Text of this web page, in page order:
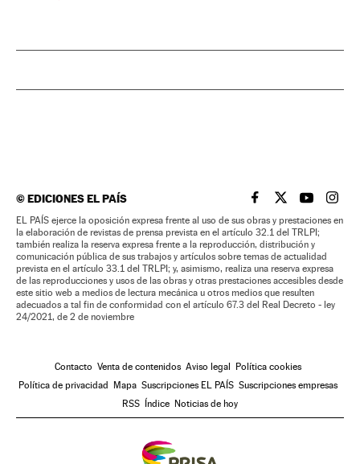
©EDICIONES EL PAÍS EL PAÍS BRASIL EN
EL PAÍSEL PAÍS
EL
EL PAÍS ejerce la oposición expresa frente al uso de sus obras y prestaciones en
la elaboración de revistas de prensa prevista en el artículo 32.1 del TRLPI;
también realiza la reserva expresa frente a la reproducción, distribución y
comunicación pública de sus trabajos y artículos sobre temas de actualidad
prevista en el artículo 33.1 del TRLPI; y, asimismo, realiza una reserva expresa
de las reproducciones y usos de las obras y otras prestaciones accesibles desde
este sitio web a medios de lectura mecánica u otros medios que resulten
adecuados a tal fin de conformidad con el artículo 67.3 del Real Decreto - ley
24/2021, de 2 de noviembre
Contacto Venta de contenidos Aviso legal
Política cookies
Política de privacidad
Mapa Suscripciones EL PAÍS Suscripciones empresas
RSS
Índice Noticias de hoy